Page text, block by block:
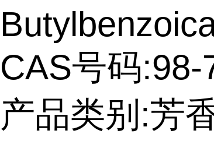
CAS号码:98-
产品类别:芳